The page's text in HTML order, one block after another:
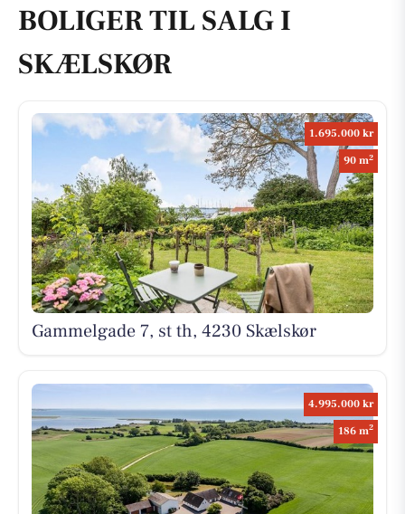
BOLIGER TIL SALG I
SKÆLSKØR
1.695.000 kr
90 m2
Gammelgade 7, st th, 4230 Skælskør
4.995.000 kr
186 m2